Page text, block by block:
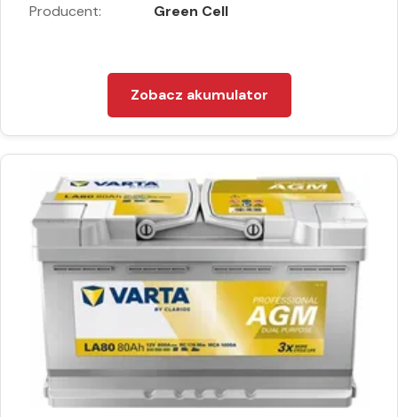
Producent: Green Cell
Zobacz akumulator